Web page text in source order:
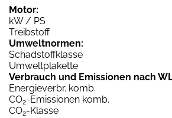
Motor:
kW / PS
Treibstoff
Umweltnormen:
Schadstoffklasse
Umweltplakette
Verbrauch und Emissionen nach
Energieverbr. komb.
CO2-Emissionen komb.
CO2-Klasse